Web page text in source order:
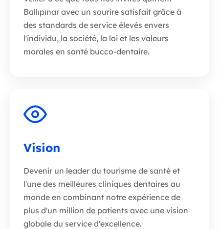
Ballıpınar avec un sourire satisfait grâce à
des standards de service élevés envers
l'individu, la société, la loi et les valeurs
morales en santé bucco-dentaire.
Vision
Devenir un leader du tourisme de santé et
l'une des meilleures cliniques dentaires au
monde en combinant notre expérience de
plus d'un million de patients avec une vision
globale du service d'excellence.